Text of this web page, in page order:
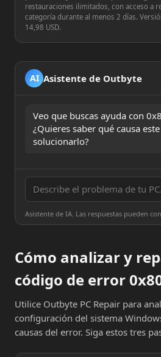
restauraciones ilimitados, con acceso a
categoría durante al menos 2 días.
14,98 USD.
AI Asistente de Outbyte
Veo que buscas ayuda con
¿Quieres saber qué causa
solucionarlo?
Asistente de IA. Las respuestas pueden
Cómo analizar y
código de error
Utilice Outbyte PC Repair para
configuración del sistema
causas del error. Siga estos tres